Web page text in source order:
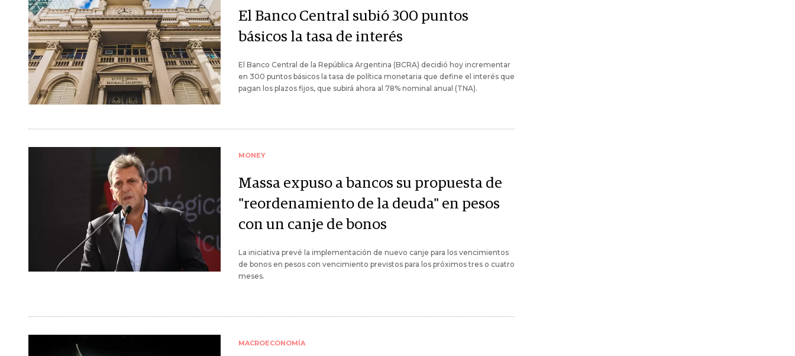
El Banco Central subió 300 puntos
básicos la tasa de interés
El Banco Central de la República Argentina (BCRA) decidió hoy incrementar
en 300 puntos básicos la tasa de política monetaria que define el interés que
pagan los plazos fijos, que subirá ahora al 78% nominal anual (TNA).
MONEY
Massa expuso a bancos su propuesta de
"reordenamiento de la deuda" en pesos
con un canje de bonos
La iniciativa prevé la implementación de nuevo canje para los vencimientos
de bonos en pesos con vencimiento previstos para los próximos tres o cuatro
meses.
MACROECONOMÍA